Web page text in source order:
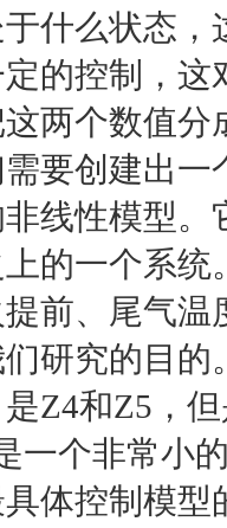
什么状态
的控制，
两个数值
要创建出
线性模型
的一个系
前、尾气
研究的目
Z4和Z5，
一个非常小
体控制模型